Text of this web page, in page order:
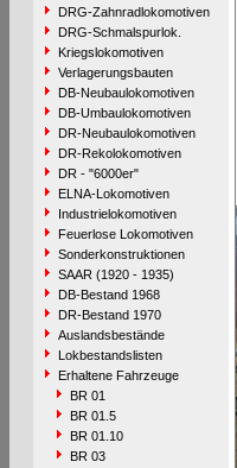
DRG-Zahnradlokomotiven
DRG-Schmalspurlok.
Kriegslokomotiven
Verlagerungsbauten
DB-Neubaulokomotiven
DB-Umbaulokomotiven
DR-Neubaulokomotiven
DR-Rekolokomotiven
DR - "6000er"
ELNA-Lokomotiven
Industrielokomotiven
Feuerlose Lokomotiven
Sonderkonstruktionen
SAAR (1920 - 1935)
DB-Bestand 1968
DR-Bestand 1970
Auslandsbestände
Lokbestandslisten
Erhaltene Fahrzeuge
BR 01
BR 01.5
BR 01.10
BR 03